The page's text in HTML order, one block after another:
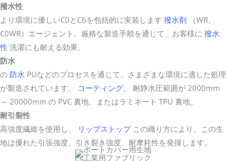
撥水性
より環境に優しいC0とC6を包括的に実装します 撥水剤 （WR、
C0WR）エージェント。厳格な製造手順を通じて、お客様に 撥水
性 洗濯にも耐える効果。
防水
の 防水 PUなどのプロセスを通じて、さまざまな環境に適した処理
が製造されています。 コーティング、
耐静水圧範囲が 2000mm
～ 20000mm の PVC 裏地、またはラミネート TPU 裏地。
耐引裂性
高強度繊維を使用し、
リップストップこの織り方により、この生
地は優れた引張強度、引き裂き強度、耐摩耗性を発揮します。